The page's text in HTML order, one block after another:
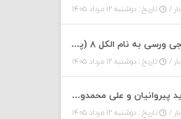
تاریخ : دوشنبه ۱۲ مرداد ۱۴۰۵
دانلود آهنگ دیجی ورسی به نام الکل ۸ (پادکست)
تاریخ : دوشنبه ۱۲ مرداد ۱۴۰۵
دانلود آهنگ فرید پیروانیان و علی محمدوند به نام اَبَر قدرت
تاریخ : دوشنبه ۱۲ مرداد ۱۴۰۵